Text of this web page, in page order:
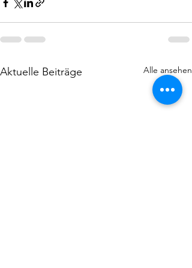
Aktuelle Beiträge Alle ansehen